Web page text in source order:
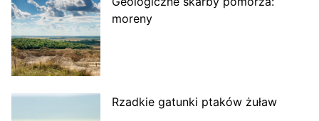
moreny
Rzadkie gatunki ptaków żuław